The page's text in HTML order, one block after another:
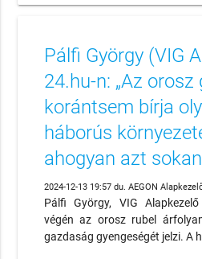
Pálfi György (VIG
24.hu-n: „Az
korántsem bírja
háborús
ahogyan azt
2024-12-13 19:57 du. AEGON
Pálfi György, VIG
végén az orosz rubel
gazdaság gyengeségét jelzi. A